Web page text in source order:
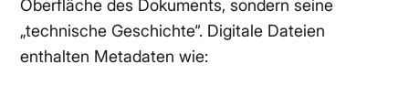
Oberfläche des Dokuments, sondern seine
„technische Geschichte“. Digitale Dateien
enthalten Metadaten wie: